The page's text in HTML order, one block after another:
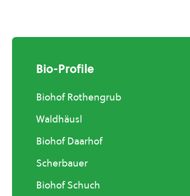
Bio-Profile
Biohof Rothengrub
Waldhäusl
Biohof Daarhof
Scherbauer
Biohof Schuch